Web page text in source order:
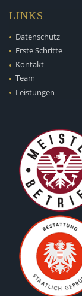
LINKS
Datenschutz
Erste Schritte
Kontakt
Team
Leistungen